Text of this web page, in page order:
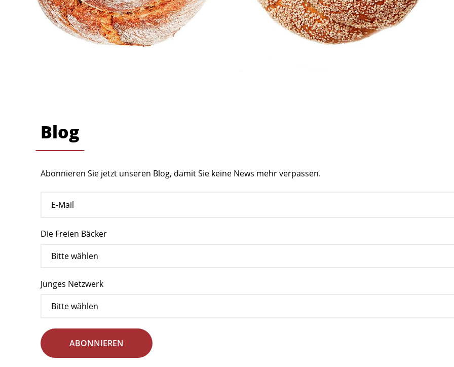
Blog
Abonnieren Sie jetzt unseren Blog, damit Sie keine News mehr verpassen.
Die Freien Bäcker
Junges Netzwerk
ABONNIEREN